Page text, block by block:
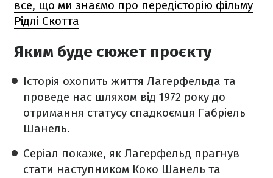
все, що ми знаємо про передісторію фільму
Рідлі Скотта
Яким буде сюжет проєкту
Історія охопить життя Лагерфельда та
проведе нас шляхом від 1972 року до
отримання статусу спадкоємця Габріель
Шанель.
Серіал покаже, як Лагерфельд прагнув
стати наступником Коко Шанель та